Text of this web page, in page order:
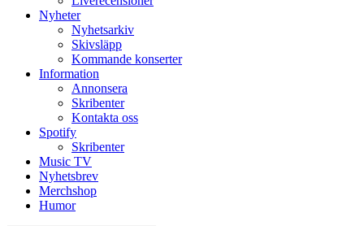
Nyheter
Nyhetsarkiv
Skivsläpp
Kommande konserter
Information
Annonsera
Skribenter
Kontakta oss
Spotify
Skribenter
Music TV
Nyhetsbrev
Merchshop
Humor